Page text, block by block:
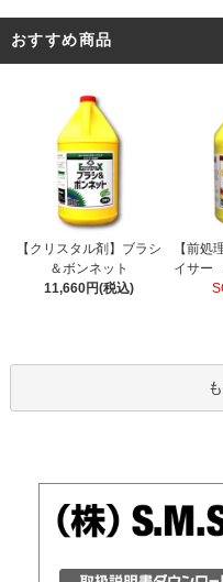
おすすめ商品
【クリスタル剤】ブラシ
＆ボンネット
11,660円(税込)
【前処
イサー